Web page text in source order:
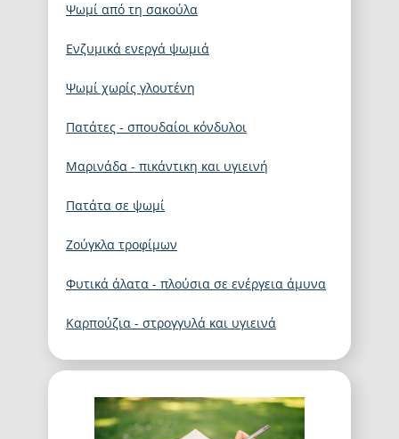
Ψωμί από τη σακούλα
Ενζυμικά ενεργά ψωμιά
Ψωμί χωρίς γλουτένη
Πατάτες - σπουδαίοι κόνδυλοι
Μαρινάδα - πικάντικη και υγιεινή
Πατάτα σε ψωμί
Ζούγκλα τροφίμων
Φυτικά άλατα - πλούσια σε ενέργεια άμυνα
Καρπούζια - στρογγυλά και υγιεινά